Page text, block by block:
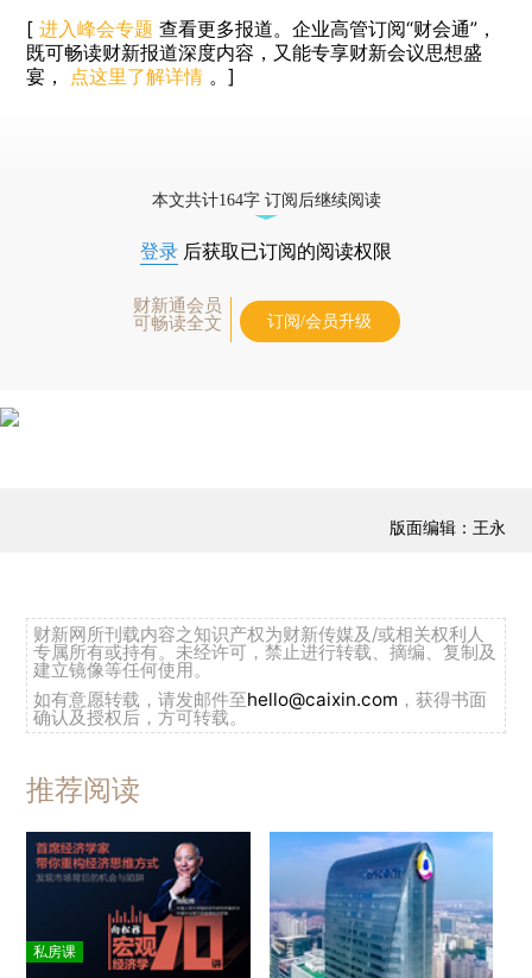
[ 进入峰会专题 查看更多报道。企业高管订阅“财会通”，
既可畅读财新报道深度内容，又能专享财新会议思想盛
宴， 点这里了解详情 。]
本文共计164字 订阅后继续阅读
登录 后获取已订阅的阅读权限
财新通会员
可畅读全文
订阅/会员升级
版面编辑：王永
财新网所刊载内容之知识产权为财新传媒及/或相关权利人
专属所有或持有。未经许可，禁止进行转载、摘编、复制及
建立镜像等任何使用。
如有意愿转载，请发邮件至hello@caixin.com ，获得书面
确认及授权后，方可转载。
推荐阅读
私房课